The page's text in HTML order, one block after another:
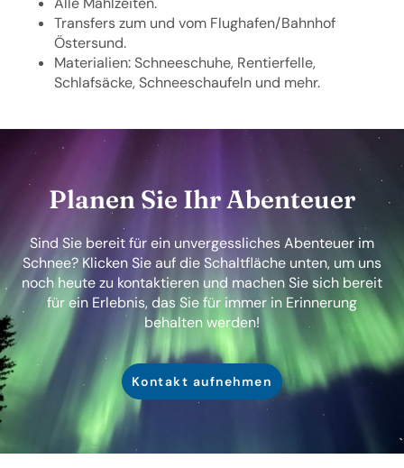
Transfers zum und vom Flughafen/Bahnhof
Östersund.
Materialien: Schneeschuhe, Rentierfelle,
Schlafsäcke, Schneeschaufeln und mehr.
Planen Sie Ihr Abenteuer
Sind Sie bereit für ein unvergessliches Abenteuer im
Schnee? Klicken Sie auf die Schaltfläche unten, um uns
noch heute zu kontaktieren und machen Sie sich bereit
für ein Erlebnis, das Sie für immer in Erinnerung
behalten werden!
Kontakt aufnehmen